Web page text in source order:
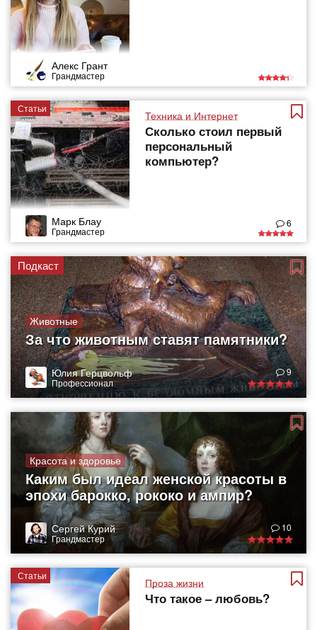
Алекс Грант
Грандмастер
Статьи
Техника и Интернет
Сколько стоил первый
персональный
компьютер?
Марк Блау
Грандмастер
6
Подкаст
Животные
За что животным ставят памятники?
Юлия Герцвольф
Профессионал
9
Красота и здоровье
Каким был идеал женской красоты в
эпохи барокко, рококо и ампир?
Сергей Курий
Грандмастер
10
Статьи
Проза жизни
Что такое – любовь?